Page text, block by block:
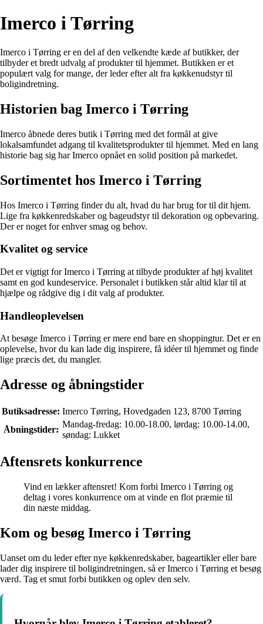
Imerco i Tørring
Imerco i Tørring er en del af den velkendte kæde af butikker, der
tilbyder et bredt udvalg af produkter til hjemmet. Butikken er et
populært valg for mange, der leder efter alt fra køkkenudstyr til
boligindretning.
Historien bag Imerco i Tørring
Imerco åbnede deres butik i Tørring med det formål at give
lokalsamfundet adgang til kvalitetsprodukter til hjemmet. Med en lang
historie bag sig har Imerco opnået en solid position på markedet.
Sortimentet hos Imerco i Tørring
Hos Imerco i Tørring finder du alt, hvad du har brug for til dit hjem.
Lige fra køkkenredskaber og bageudstyr til dekoration og opbevaring.
Der er noget for enhver smag og behov.
Kvalitet og service
Det er vigtigt for Imerco i Tørring at tilbyde produkter af høj kvalitet
samt en god kundeservice. Personalet i butikken står altid klar til at
hjælpe og rådgive dig i dit valg af produkter.
Handleoplevelsen
At besøge Imerco i Tørring er mere end bare en shoppingtur. Det er en
oplevelse, hvor du kan lade dig inspirere, få idéer til hjemmet og finde
lige præcis det, du mangler.
Adresse og åbningstider
Butiksadresse: Imerco Tørring, Hovedgaden 123, 8700 Tørring
Åbningstider:
Mandag-fredag: 10.00-18.00, lørdag: 10.00-14.00,
søndag: Lukket
Aftensrets konkurrence
Vind en lækker aftensret! Kom forbi Imerco i Tørring og
deltag i vores konkurrence om at vinde en flot præmie til
din næste middag.
Kom og besøg Imerco i Tørring
Uanset om du leder efter nye køkkenredskaber, bageartikler eller bare
lader dig inspirere til boligindretningen, så er Imerco i Tørring et besøg
værd. Tag et smut forbi butikken og oplev den selv.